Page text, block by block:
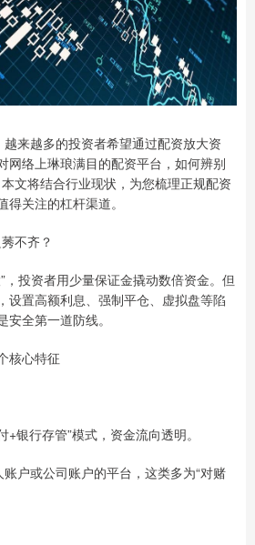
来越多的投资者希望通过配资放大资
网络上琳琅满目的配资平台，如何辨别
本文将结合行业现状，为您梳理正规配资
关注的杠杆渠道。
不齐？
，投资者用少量保证金撬动数倍资金。但
设置高额利息、强制平仓、虚拟盘等陷
全第一道防线。
核心特征
银行存管”模式，资金流向透明。
户或公司账户的平台，这类多为“对赌